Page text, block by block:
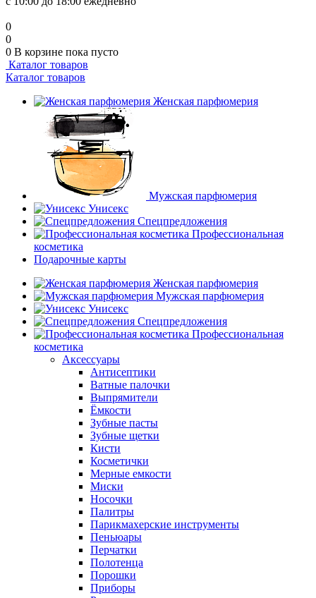
0
0
0 В корзине пока пусто
Каталог товаров
Каталог товаров
Женская парфюмерия
Мужская парфюмерия
Унисекс
Спецпредложения
Профессиональная
косметика
Подарочные карты
Женская парфюмерия
Мужская парфюмерия
Унисекс
Спецпредложения
Профессиональная
косметика
Аксессуары
Антисептики
Ватные палочки
Выпрямители
Ёмкости
Зубные пасты
Зубные щетки
Кисти
Косметички
Мерные емкости
Миски
Носочки
Палитры
Парикмахерские инструменты
Пеньюары
Перчатки
Полотенца
Порошки
Приборы